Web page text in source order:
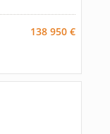
138 950 €